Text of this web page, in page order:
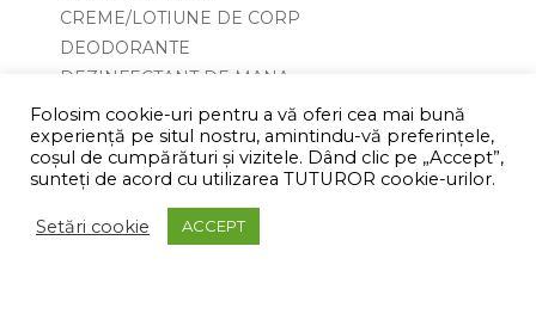
CREME/LOTIUNE DE CORP
DEODORANTE
DEZINFECTANT DE MANA
GEL DE DUS/SPUMA DE BAIE
GEL/SPUMA DE RAS
IGIENA INTIMA
INDEPARTAREA PARULUI
INGRIJIREA BUZEI
Folosim cookie-uri pentru a vă oferi cea mai bună
experiență pe situl nostru, amintindu-vă preferințele,
coşul de cumpărături și vizitele. Dând clic pe „Accept”,
sunteți de acord cu utilizarea TUTUROR cookie-urilor.
Setări cookie ACCEPT